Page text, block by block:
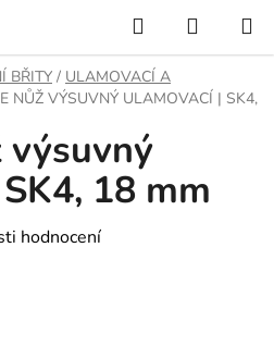
Hledat
KOŠÍK
BŘITY / ULAMOVACÍ A
NŮŽ VÝSUVNÝ ULAMOVACÍ | SK4,
výsuvný
18 mm
hodnocení